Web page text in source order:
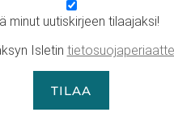
minut uutiskirjeen tilaajaksi!
Isletin